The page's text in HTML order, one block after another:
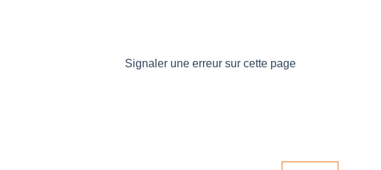
Signaler une erreur sur cette page